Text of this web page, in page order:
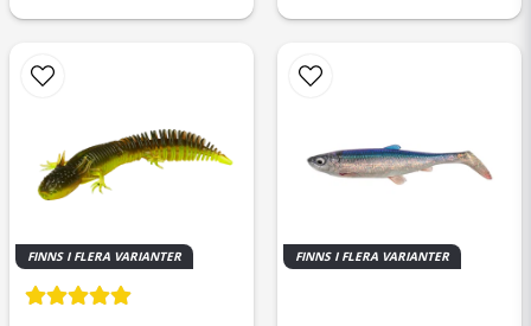
FINNS I FLERA VARIANTER FINNS I FLERA VARIANTER